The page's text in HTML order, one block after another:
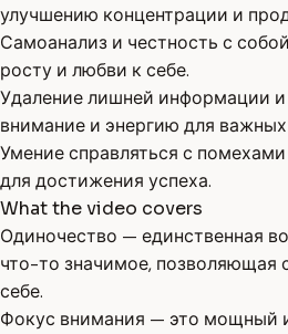
улучшению концентрации и
Самоанализ и честность с
росту и любви к себе.
Удаление лишней информации
внимание и энергию для важных
Умение справляться с
для достижения успеха.
What the video covers
Одиночество — единственная
что-то значимое, позволяющая
себе.
Фокус внимания — это мощный